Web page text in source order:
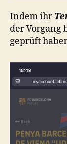
Indem ihr
der Vorgang
geprüft